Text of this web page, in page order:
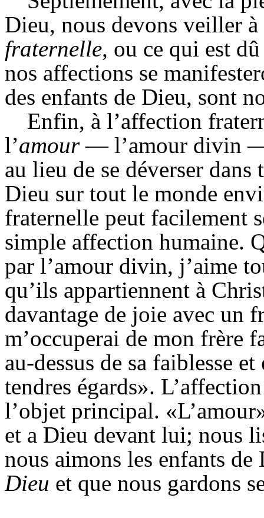
Dieu, nous devons veiller à
fraternelle, ou ce qui est
nos affections se
des enfants de Dieu, sont
Enfin, à l’affection
l’amour— l’amour divin —
au lieu de se déverser dans
Dieu sur tout le monde
fraternelle peut facilement
simple affection humaine.
par l’amour divin, j’aime
qu’ils appartiennent à
davantage de joie avec un
m’occuperai de mon frère
au-dessus de sa faiblesse
tendres égards».
l’objet principal.
et a Dieu devant lui; nous
nous aimons les enfants
Dieu et que nous gardons